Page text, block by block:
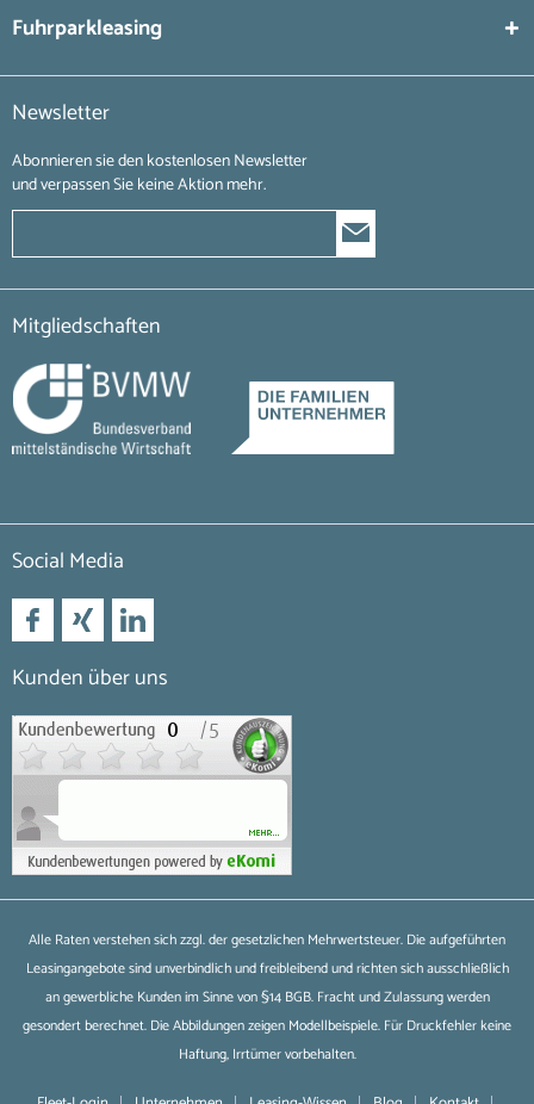
Fuhrparkleasing
Newsletter
Abonnieren sie den kostenlosen Newsletter
und verpassen Sie keine Aktion mehr.
Mitgliedschaften
Social Media
Kunden über uns
Alle Raten verstehen sich zzgl. der gesetzlichen Mehrwertsteuer. Die aufgeführten
Leasingangebote sind unverbindlich und freibleibend und richten sich ausschließlich
an gewerbliche Kunden im Sinne von §14 BGB. Fracht und Zulassung werden
gesondert berechnet. Die Abbildungen zeigen Modellbeispiele. Für Druckfehler keine
Haftung, Irrtümer vorbehalten.